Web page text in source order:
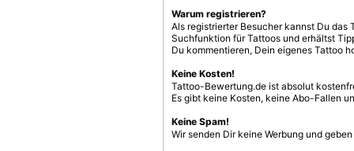
Warum registrieren?
Als registrierter Besucher kannst Du
Suchfunktion für Tattoos und erhältst
Du kommentieren, Dein eigenes Tattoo
Keine Kosten!
Tattoo-Bewertung.de ist absolut
Es gibt keine Kosten, keine Abo-Fallen
Keine Spam!
Wir senden Dir keine Werbung und